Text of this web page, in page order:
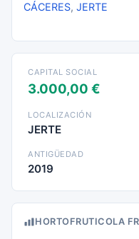
CÁCERES, JERTE
CAPITAL SOCIAL
3.000,00 €
LOCALIZACIÓN
JERTE
ANTIGÜEDAD
2019
HORTOFRUTICOLA